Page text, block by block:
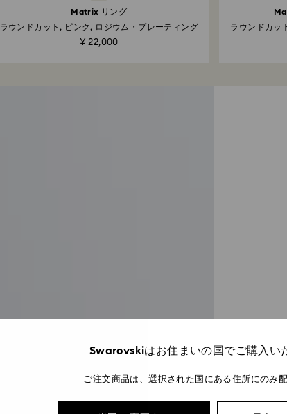
Matrix リング
ラウンドカット, ピンク, ロジウム・プレーティング
¥ 22,000
ラウンドカッ
Swarovskiはお住まいの国でご購入い
ご注文商品は、選択された国にある住所にのみ配